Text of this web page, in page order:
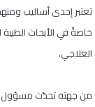
تعتبر إحدى أساليب
خاصةً في الأبحاث
العلاجي.
من جهته تحدّث مسؤول